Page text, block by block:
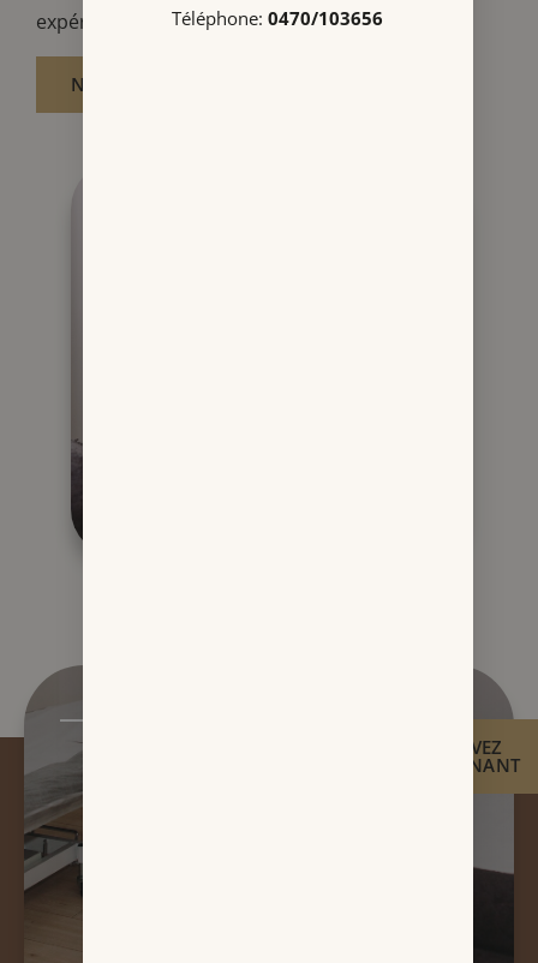
NOUS CONTACTER
expérience unique.
RÉSERVEZ
MAINTENANT
Téléphone: 0470/103656